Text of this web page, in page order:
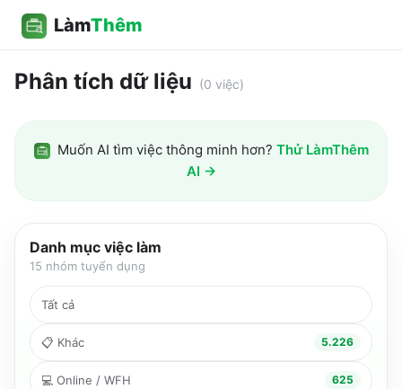
LàmThêm
Phân tích dữ liệu (0 việc)
Muốn AI tìm việc thông minh hơn? Thử LàmThêm
AI →
Danh mục việc làm
15 nhóm tuyển dụng
Tất cả
📋 Khác 5.226
💻 Online / WFH 625